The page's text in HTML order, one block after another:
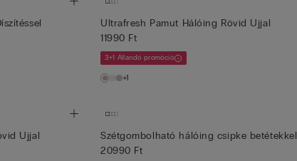
Ultrafresh Pamut Hálóing Rövid Ujjal
11990 Ft
3+1 Állandó promóció
+1
Ujjal
Szétgombolható hálóing csipke betétekkel
20990 Ft